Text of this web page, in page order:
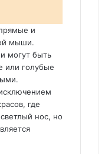
и
мыши.
могут быть
или голубые
где
нос, но